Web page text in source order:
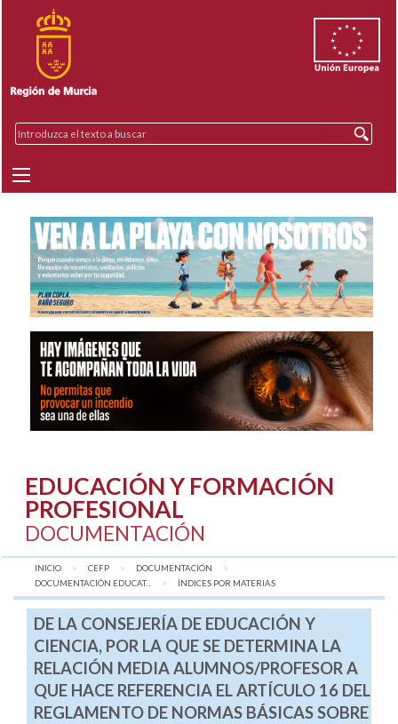
EDUCACIÓN Y FORMACIÓN
PROFESIONAL
DOCUMENTACIÓN
INICIO CEFP
DOCUMENTACIÓN
DOCUMENTACIÓN EDUCAT...
AQUÍ:
ÍNDICES POR MATERIAS
DE LA CONSEJERÍA DE EDUCACIÓN Y
CIENCIA, POR LA QUE SE DETERMINA LA
RELACIÓN MEDIA ALUMNOS/PROFESOR A
QUE HACE REFERENCIA EL ARTÍCULO 16 DEL
REGLAMENTO DE NORMAS BÁSICAS SOBRE